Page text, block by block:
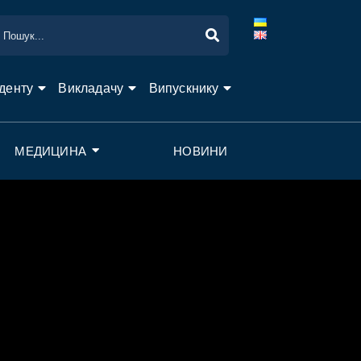
Викладачу Випускнику
МЕДИЦИНА НОВИНИ